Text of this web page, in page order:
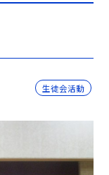
生徒会活動